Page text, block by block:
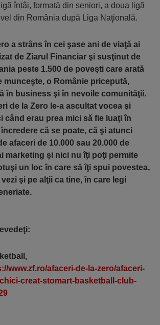
întâi, formată din seniori, a doua ligă
din România după Liga Naţională.
a strâns în cei şase ani de viaţă ai
de Ziarul Financiar şi susţinut de
peste 1.500 de poveşti care arată
munceşte, o Românie pricepută,
în business şi în nevoile comunităţii.
de la Zero le-a ascultat vocea şi
când erau prea mici să fie luaţi în
încredere că se poate, că şi atunci
afaceri de 10.000 sau 20.000 de
marketing şi nici nu îţi poţi permite
un loc în care să îţi spui povestea,
şi pe alţii ca tine, în care legi
www.zf.ro/afaceri-de-la-zero/afaceri-
creat-stomart-basketball-club-